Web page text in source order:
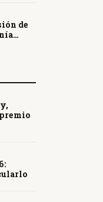
de